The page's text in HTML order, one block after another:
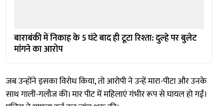
बाराबंकी में निकाह के 5 घंटे बाद ही टूटा रिश्ता: दुल्हे पर बुलेट
मांगने का आरोप
जब उन्होंने इसका विरोध किया, तो आरोपी ने उन्हें मारा-पीटा और उनके
साथ गाली-गलौज की। मार पीट में महिलाएं गंभीर रूप से घायल हो गईं।